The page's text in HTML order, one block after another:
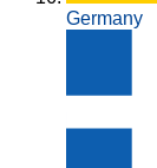
Germany